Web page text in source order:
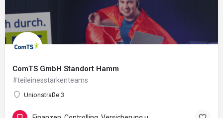
ComTS GmbH Standort Hamm
#teileinesstarkenteams
Unionstraße 3